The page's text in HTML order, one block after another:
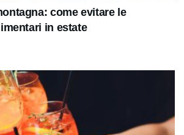
come evitare le
in estate